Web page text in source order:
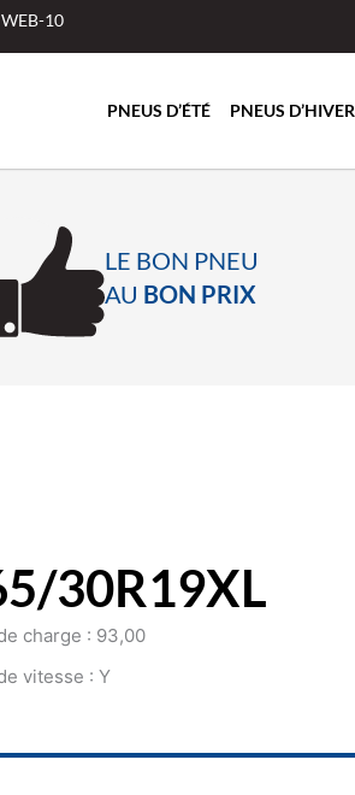
10
PNEUS D’ÉTÉ PNEUS D’HIVER
LE BON PNEU
AU BON PRIX
30R19XL
charge : 93,00
vitesse : Y